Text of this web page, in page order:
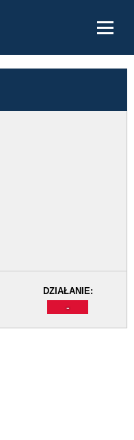
DZIAŁANIE:
-